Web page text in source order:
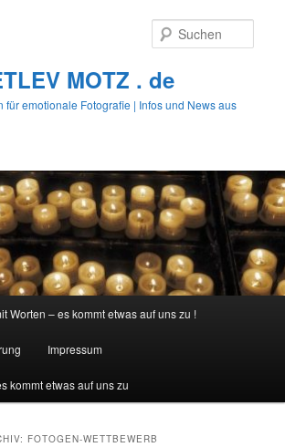
MOTZ . de
für emotionale Fotografie | Infos und News aus
Worten – es kommt etwas auf uns zu !
Impressum
kommt etwas auf uns zu
FOTOGEN-WETTBEWERB